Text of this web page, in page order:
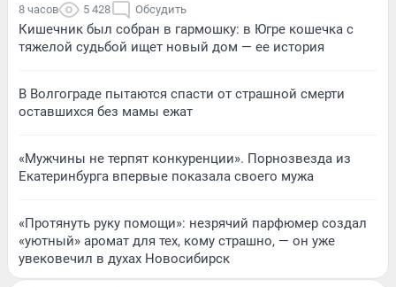
8 часов 5 428 Обсудить
Кишечник был собран в гармошку: в Югре кошечка с
тяжелой судьбой ищет новый дом — ее история
В Волгограде пытаются спасти от страшной смерти
оставшихся без мамы ежат
«Мужчины не терпят конкуренции». Порнозвезда из
Екатеринбурга впервые показала своего мужа
«Протянуть руку помощи»: незрячий парфюмер создал
«уютный» аромат для тех, кому страшно, — он уже
увековечил в духах Новосибирск